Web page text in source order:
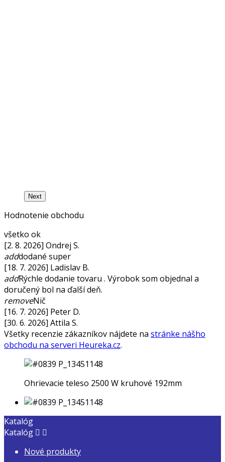
Next
Hodnotenie obchodu
všetko ok
[2. 8. 2026] Ondrej S.
adddodané super
[18. 7. 2026] Ladislav B.
addRýchle dodanie tovaru . Výrobok som objednal a
doručený bol na ďalší deň.
removeNič
[16. 7. 2026] Peter D.
[30. 6. 2026] Attila S.
Všetky recenzie zákazníkov nájdete na stránke nášho
obchodu na serveri Heureka.cz.
Ohrievacie teleso 2500 W kruhové 192mm
Katalóg
Katalóg  
Nové produkty